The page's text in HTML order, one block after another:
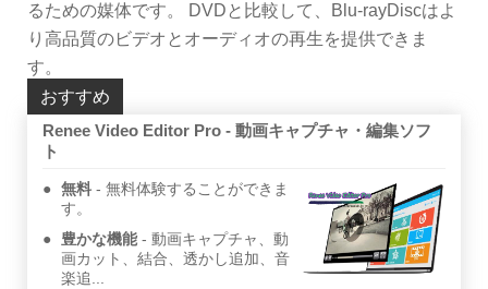
るための媒体です。 DVDと比較して、Blu-rayDiscはよ
り高品質のビデオとオーディオの再生を提供できま
す。
おすすめ
Renee Video Editor Pro - 動画キャプチャ・編集ソフ
ト
無料
無料体験することができま
す。
豊かな機能
動画キャプチャ、動
画カット、結合、透かし追加、音
楽追...